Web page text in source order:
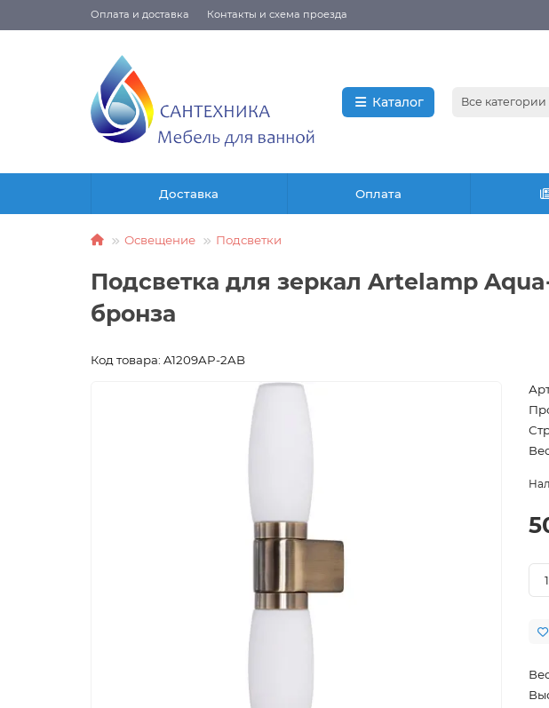
Оплата и доставка Контакты и схема проезда
Каталог Все категории
Доставка Оплата
Освещение Подсветки
Подсветка для зеркал Artelamp
бронза
Код товара: A1209AP-2AB